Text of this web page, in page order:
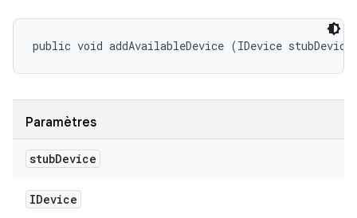
public void addAvailableDevice (IDevice
Paramètres
stubDevice
IDevice